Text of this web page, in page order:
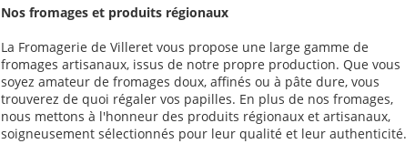
Nos fromages et produits régionaux
La Fromagerie de Villeret vous propose une large gamme de
fromages artisanaux, issus de notre propre production. Que vous
soyez amateur de fromages doux, affinés ou à pâte dure, vous
trouverez de quoi régaler vos papilles. En plus de nos fromages,
nous mettons à l'honneur des produits régionaux et artisanaux,
soigneusement sélectionnés pour leur qualité et leur authenticité.